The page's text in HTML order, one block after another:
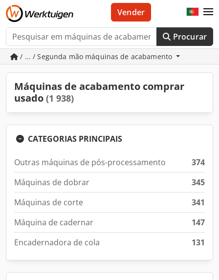
Procurar
Vender
/ ... / Segunda mão máquinas de acabamento
Máquinas de acabamento comprar
usado (1 938)
CATEGORIAS PRINCIPAIS
Outras máquinas de pós-processamento
374
Máquinas de dobrar
345
Máquinas de corte
341
Máquina de cadernar
147
Encadernadora de cola
131